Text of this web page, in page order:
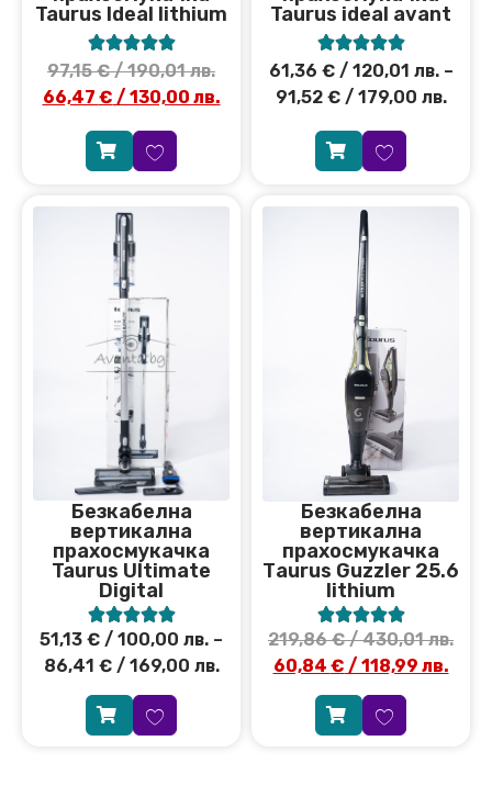
Taurus Ideal lithium

97,15€/ 190,01 лв.
66,47 € / 130,00 лв.
Taurus ideal avant

61,36 €/ 120,01 лв. –
91,52 €/ 179,00 лв.
Безкабелна
вертикална
прахосмукачка
Taurus Ultimate
Digital

51,13 € / 100,00 лв. –
86,41 €/ 169,00 лв.
Безкабелна
вертикална
прахосмукачка
Тaurus Guzzler 25.6
lithium

219,86€/ 430,01 лв.
60,84 € / 118,99 лв.